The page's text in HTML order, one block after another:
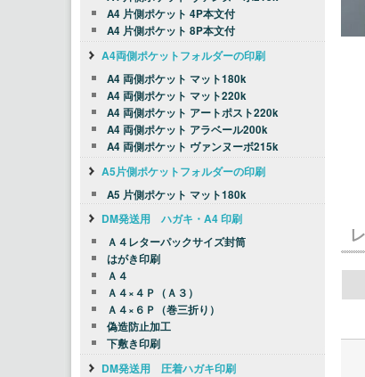
A4 片側ポケット 4P本文付
A4 片側ポケット 8P本文付
A4両側ポケットフォルダーの印刷
A4 両側ポケット マット180k
A4 両側ポケット マット220k
A4 両側ポケット アートポスト220k
A4 両側ポケット アラベール200k
A4 両側ポケット ヴァンヌーボ215k
A5片側ポケットフォルダーの印刷
A5 片側ポケット マット180k
DM発送用 ハガキ・A4 印刷
Ａ４レターパックサイズ封筒
はがき印刷
Ａ４
Ａ４×４Ｐ（Ａ３）
Ａ４×６Ｐ（巻三折り）
偽造防止加工
下敷き印刷
DM発送用 圧着ハガキ印刷